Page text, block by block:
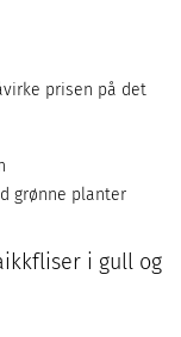
prisen på det
grønne planter
i gull og